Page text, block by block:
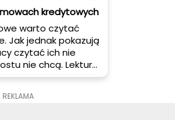
kredytowych
warto czytać
Jak jednak pokazują
czytać ich nie
nie chcą. Lektura
sprawia nam
oszustwa
REKLAMA